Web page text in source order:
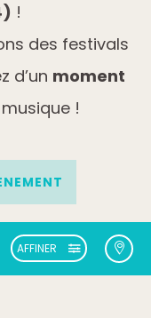
!
des festivals
d’un moment
!
AFFINER